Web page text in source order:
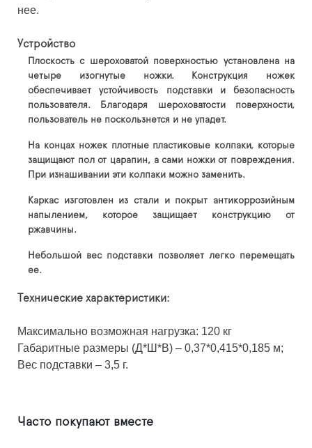
нее.
Устройство
Плоскость с шероховатой поверхностью установлена на
четыре изогнутые ножки. Конструкция ножек
обеспечивает устойчивость подставки и безопасность
пользователя. Благодаря шероховатости поверхности,
пользователь не поскользнется и не упадет.
На концах ножек плотные пластиковые колпаки, которые
защищают пол от царапин, а сами ножки от повреждения.
При изнашивании эти колпаки можно заменить.
Каркас изготовлен из стали и покрыт антикоррозийным
напылением, которое защищает конструкцию от
ржавчины.
Небольшой вес подставки позволяет легко перемещать
ее.
Технические характеристики:
Максимально возможная нагрузка: 120 кг
Габаритные размеры (Д*Ш*В) – 0,37*0,415*0,185 м;
Вес подставки – 3,5 г.
Часто покупают вместе